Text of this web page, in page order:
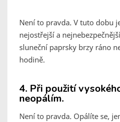
Není to pravda. V tuto dobu
nejostřejší a
sluneční paprsky brzy ráno
hodině.
4. Při použití
neopálím.
Není to pravda. Opálíte se,